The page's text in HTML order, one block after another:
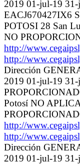
2019 01-jul-19
EACJ670427IX6
POTOSI 28 San
NO
http://
http://
Dirección
2019 01-jul-19
Potosí NO
http://
http://
Dirección
2019 01-jul-19